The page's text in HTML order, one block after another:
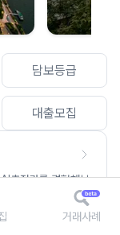
담보등급
대출모집
추정가를 경험해보
거래사례